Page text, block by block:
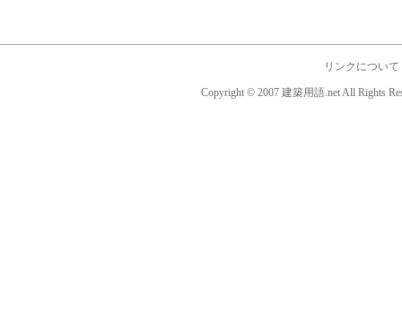
リンクについて
Copyright © 2007 建築用語.net All Rights